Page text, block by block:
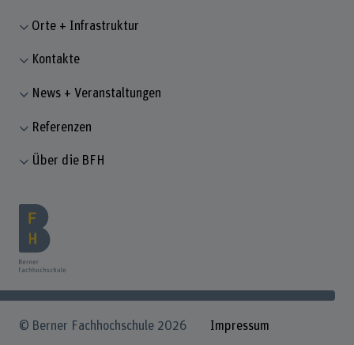
Orte + Infrastruktur
Kontakte
News + Veranstaltungen
Referenzen
Über die BFH
© Berner Fachhochschule 2026 Impressum